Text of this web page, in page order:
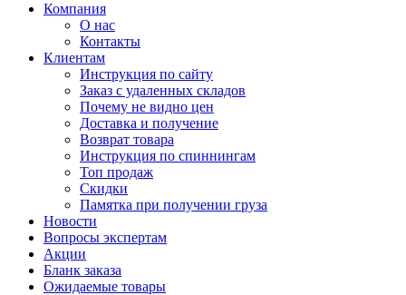
Компания
О нас
Контакты
Клиентам
Инструкция по сайту
Заказ с удаленных складов
Почему не видно цен
Доставка и получение
Возврат товара
Инструкция по спиннингам
Топ продаж
Скидки
Памятка при получении груза
Новости
Вопросы экспертам
Акции
Бланк заказа
Ожидаемые товары